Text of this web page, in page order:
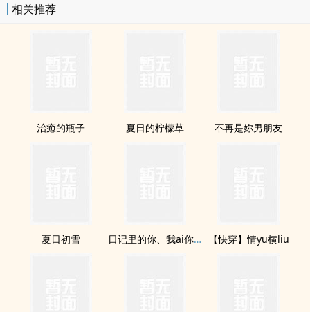
相关推荐
治癒的瓶子 夏日的柠檬草 不再是妳男朋友
夏日初雪 日记里的你、我ai你。 【快穿】情yu横liu